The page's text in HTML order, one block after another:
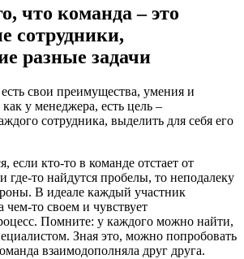
что команда – это
сотрудники,
разные задачи
свои преимущества, умения и
у менеджера, есть цель –
сотрудника, выделить для себя его
если кто-то в команде отстает от
где-то найдутся пробелы, то неподалеку
В идеале каждый участник
чем-то своем и чувствует
Помните: у каждого можно найти,
Зная это, можно попробовать
взаимодополняла друг друга.